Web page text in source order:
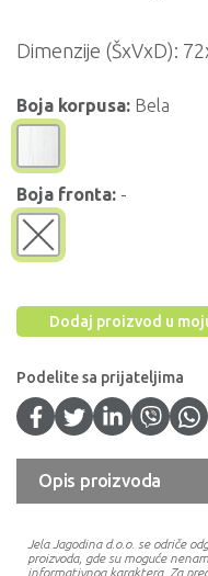
Dimenzije (ŠxVxD):
Boja korpusa: Bela
Boja fronta: -
Dodaj proizvod u
Podelite sa prijateljima
Opis proizvoda
Jela Jagodina d.o.o. se odriče
proizvoda, gde su moguće
informativnog karaktera. Za